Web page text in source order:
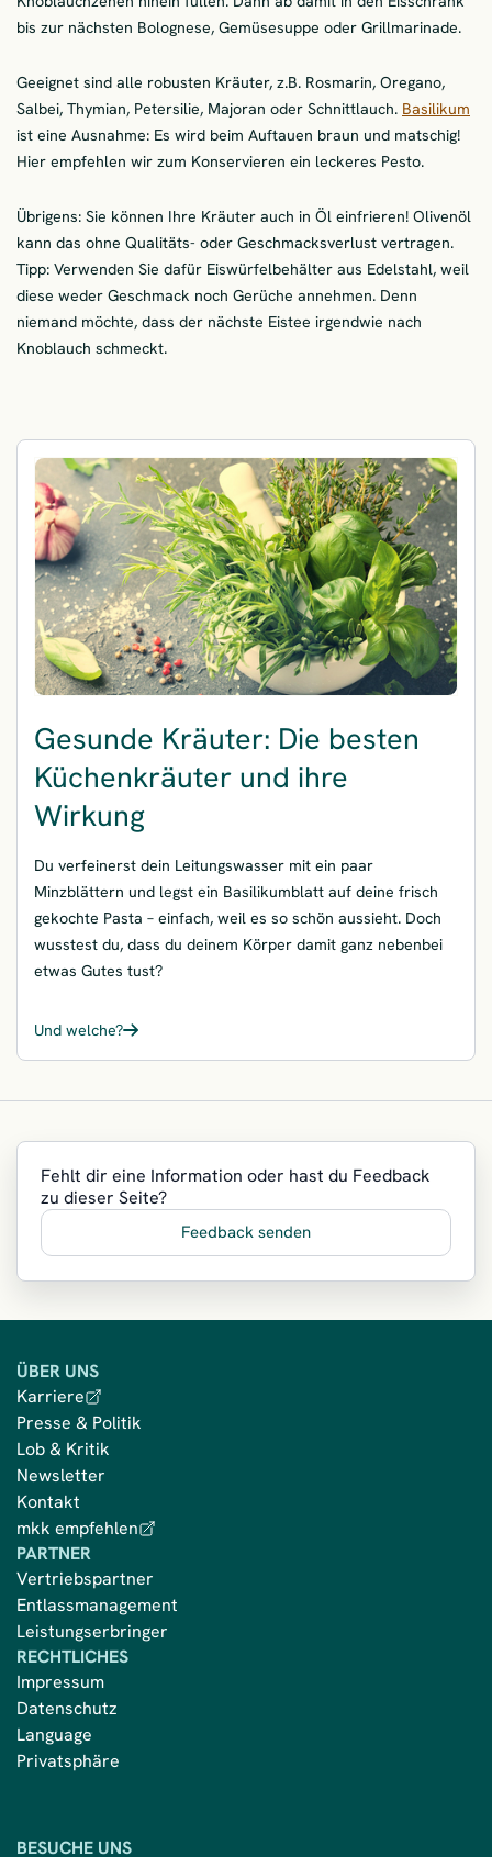
bis zur nächsten Bolognese, Gemüsesuppe oder Grillmarinade.
Geeignet sind alle robusten Kräuter, z.B. Rosmarin, Oregano,
Salbei, Thymian, Petersilie, Majoran oder Schnittlauch. Basilikum
ist eine Ausnahme: Es wird beim Auftauen braun und matschig!
Hier empfehlen wir zum Konservieren ein leckeres Pesto.
Übrigens: Sie können Ihre Kräuter auch in Öl einfrieren! Olivenöl
kann das ohne Qualitäts- oder Geschmacksverlust vertragen.
Tipp: Verwenden Sie dafür Eiswürfelbehälter aus Edelstahl, weil
diese weder Geschmack noch Gerüche annehmen. Denn
niemand möchte, dass der nächste Eistee irgendwie nach
Knoblauch schmeckt.
Gesunde Kräuter: Die besten
Küchenkräuter und ihre
Wirkung
Du verfeinerst dein Leitungswasser mit ein paar
Minzblättern und legst ein Basilikumblatt auf deine frisch
gekochte Pasta – einfach, weil es so schön aussieht. Doch
wusstest du, dass du deinem Körper damit ganz nebenbei
etwas Gutes tust?
Und welche?
– Gesunde Kräuter: Die besten Küchenkräuter und ihre Wirkung
Fehlt dir eine Information oder hast du Feedback
zu dieser Seite?
Feedback senden
BESUCHE UNS
ÜBER UNS
Karriere
Presse & Politik
Lob & Kritik
Newsletter
Kontakt
mkk empfehlen
PARTNER
Vertriebspartner
Entlassmanagement
Leistungserbringer
RECHTLICHES
Impressum
Datenschutz
Language
Privatsphäre